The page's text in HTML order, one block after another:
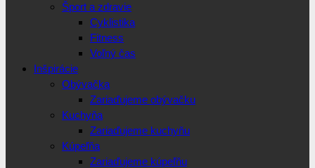
Šport a zdravie
Cyklistika
Fitness
Voľný čas
Inšpirácie
Obývačka
Zariaďujeme obývačku
Kuchyňa
Zariaďujeme kuchyňu
Kúpeľňa
Zariaďujeme kúpeľňu